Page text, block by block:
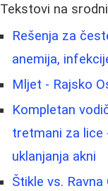
Tekstovi na
Rešenja za
anemija,
Mljet - Rajsko
Kompletan
tretmani za lice
uklanjanja akni
Štikle vs.